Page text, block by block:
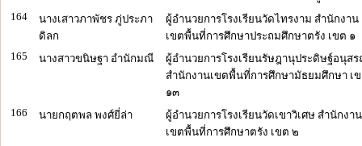
164
นางเสาวภาพัชร ภู่ประภา
ดิลก
ผู้อำนวยการโรงเรียนวัดไทรงาม สำนักงาน
เขตพื้นที่การศึกษาประถมศึกษาตรัง เขต ๑
165
นางสาวขนิษฐา อำนักมณี
ผู้อำนวยการโรงเรียนรัษฎานุประดิษฐ์อนุส
สำนักงานเขตพื้นที่การศึกษามัธยมศึกษา เ
๑๓
166
นายกฤตพล พงศ์ยี่ล่า
ผู้อำนวยการโรงเรียนวัดเขาวิเศษ สำนักงาน
เขตพื้นที่การศึกษาตรัง เขต ๒